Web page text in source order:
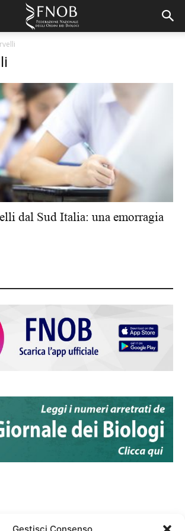
dal Sud Italia: una emorragia